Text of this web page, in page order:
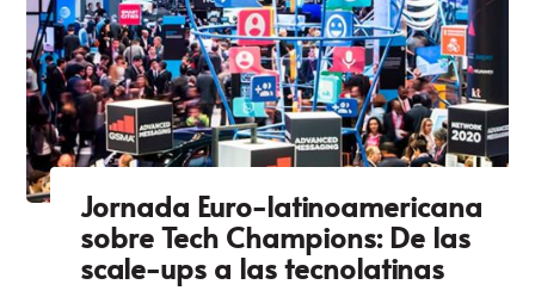
Jornada Euro-latinoamericana
sobre Tech Champions: De las
scale-ups a las tecnolatinas